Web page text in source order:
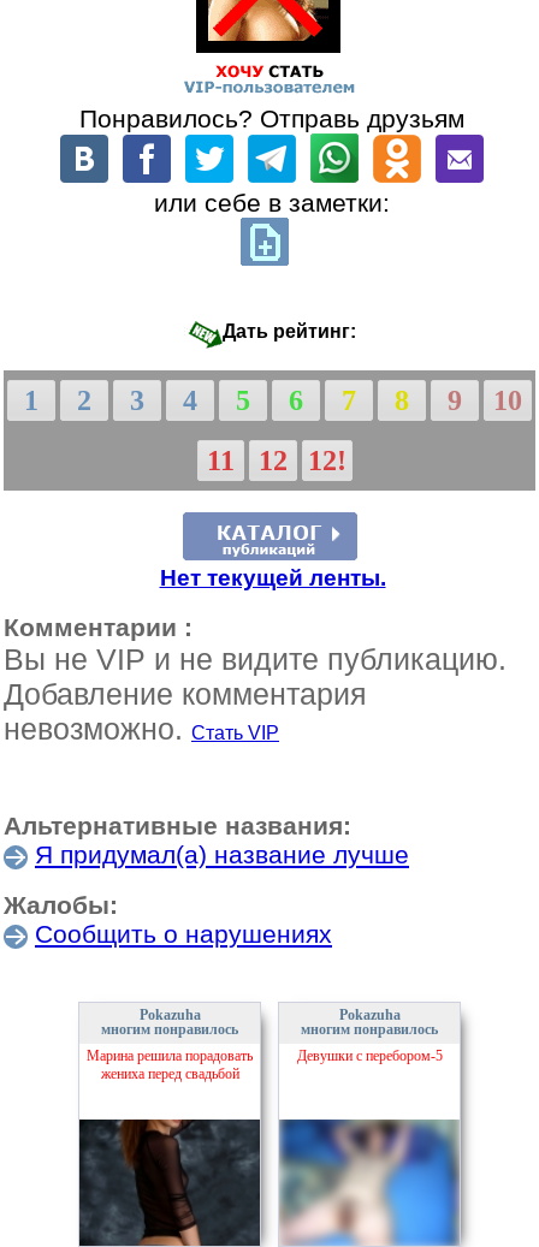
Понравилось? Отправь друзьям
или себе в заметки:
Дать рейтинг:
1 2 3 4 5 6 7 8 9
10
11
12 12!
Нет текущей ленты.
Комментарии :
Вы не VIP и не видите публикацию.
Добавление комментария
невозможно. Стать VIP
Альтернативные названия:
Я придумал(а) название лучше
Жалобы:
Сообщить о нарушениях
Pokazuha
многим понравилось
Марина решила порадовать
жениха перед свадьбой
Pokazuha
многим понравилось
Девушки с перебором-5